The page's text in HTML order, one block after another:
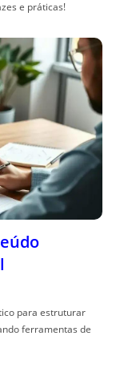
e práticas!
para estruturar
ferramentas de